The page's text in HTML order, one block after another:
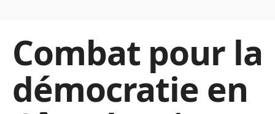
Combat pour la
démocratie en